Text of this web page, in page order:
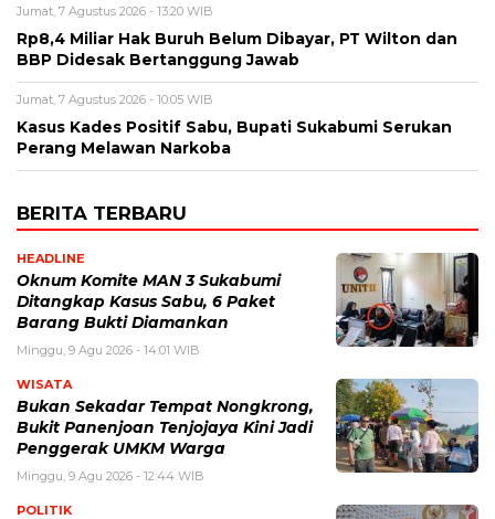
Jumat, 7 Agustus 2026 - 13:20 WIB
Rp8,4 Miliar Hak Buruh Belum Dibayar, PT Wilton dan
BBP Didesak Bertanggung Jawab
Jumat, 7 Agustus 2026 - 10:05 WIB
Kasus Kades Positif Sabu, Bupati Sukabumi Serukan
Perang Melawan Narkoba
BERITA TERBARU
HEADLINE
Oknum Komite MAN 3 Sukabumi
Ditangkap Kasus Sabu, 6 Paket
Barang Bukti Diamankan
Minggu, 9 Agu 2026 - 14:01 WIB
WISATA
Bukan Sekadar Tempat Nongkrong,
Bukit Panenjoan Tenjojaya Kini Jadi
Penggerak UMKM Warga
Minggu, 9 Agu 2026 - 12:44 WIB
POLITIK